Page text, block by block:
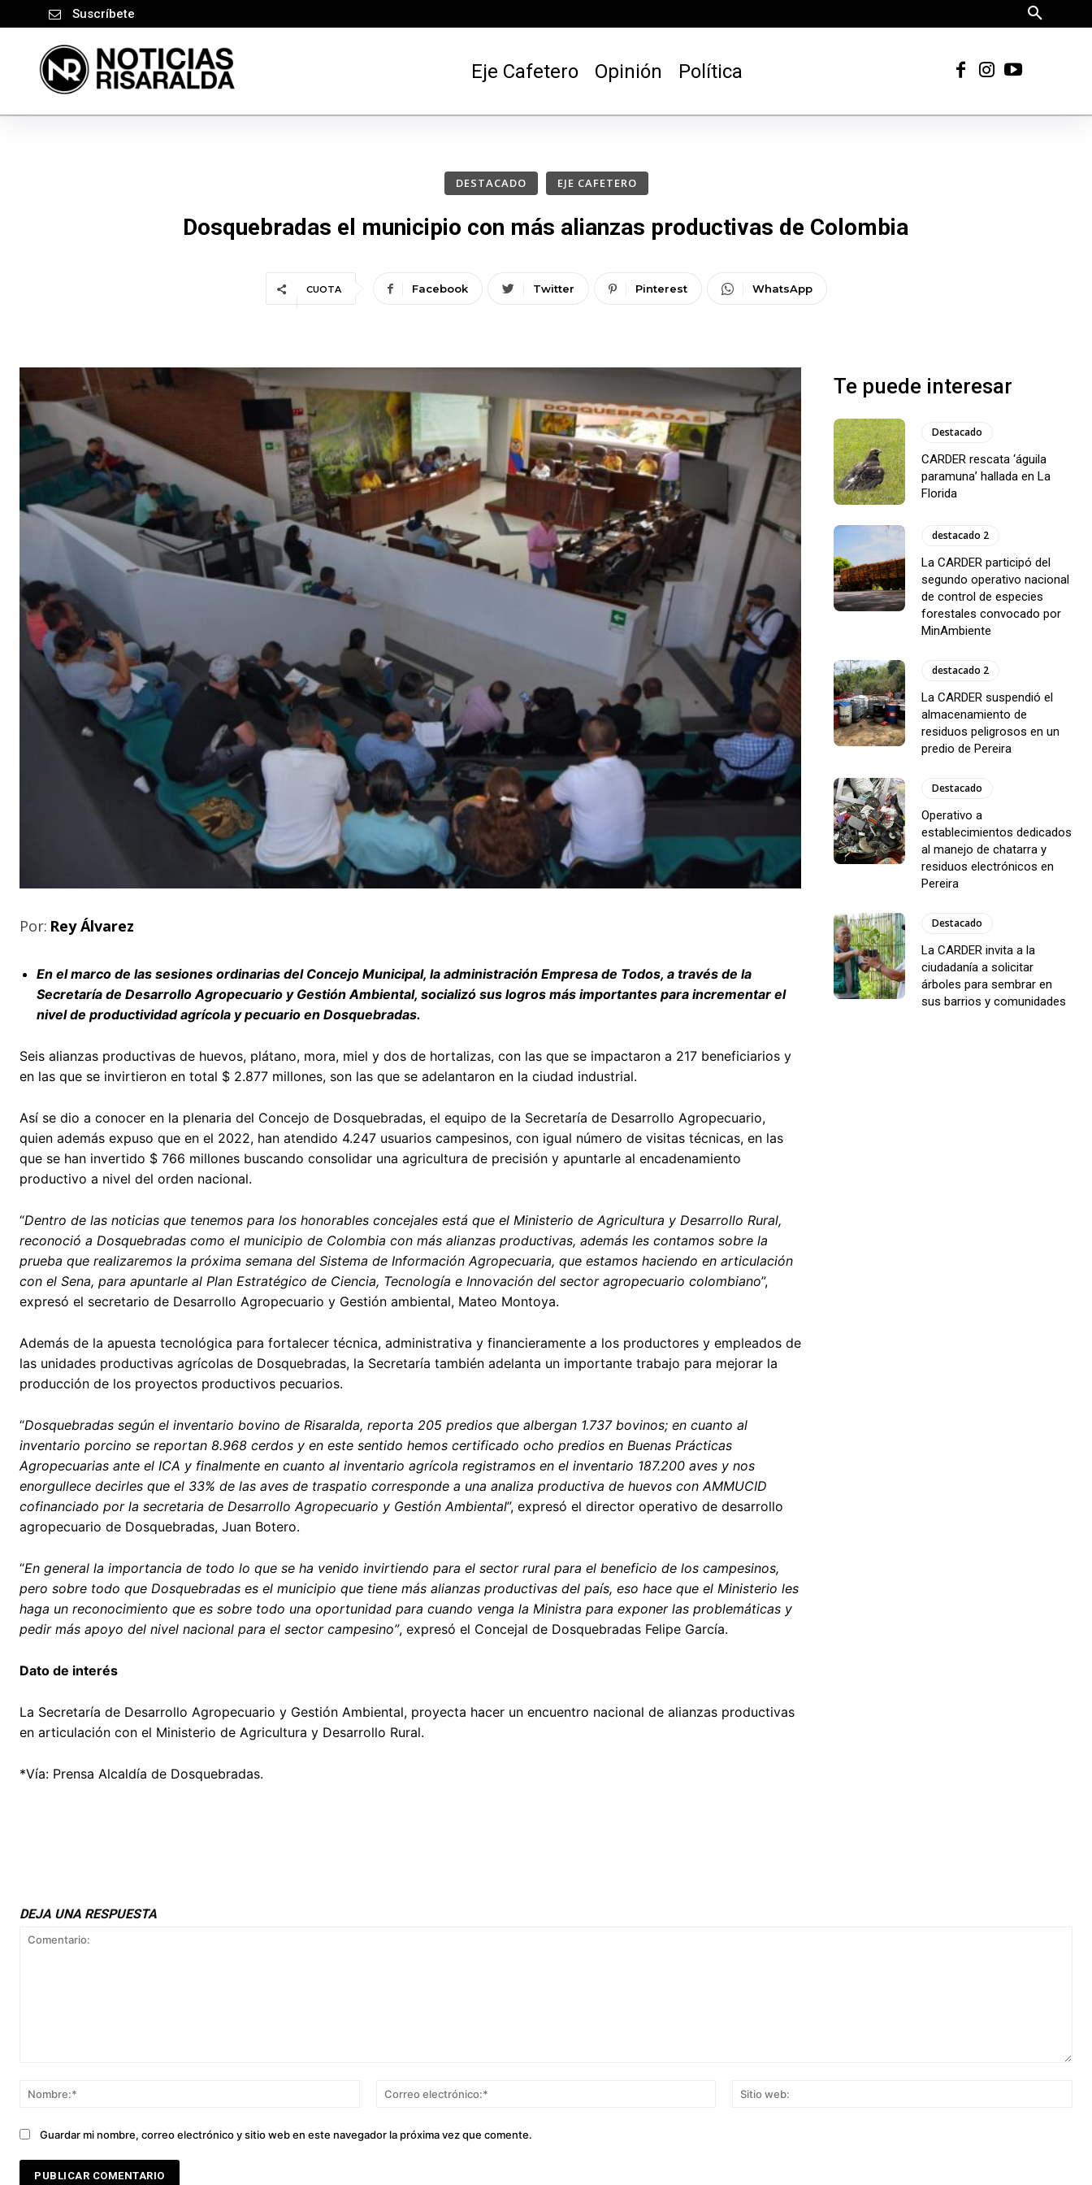
Suscríbete
Eje Cafetero Opinión Política
DESTACADO EJE CAFETERO
Dosquebradas el municipio con más alianzas productivas de Colombia
CUOTA Facebook Twitter Pinterest WhatsApp
Por: Rey Álvarez
En el marco de las sesiones ordinarias del Concejo Municipal, la administración Empresa de Todos, a través de la
Secretaría de Desarrollo Agropecuario y Gestión Ambiental, socializó sus logros más importantes para incrementar el
nivel de productividad agrícola y pecuario en Dosquebradas.
Seis alianzas productivas de huevos, plátano, mora, miel y dos de hortalizas, con las que se impactaron a 217 beneficiarios y
en las que se invirtieron en total $ 2.877 millones, son las que se adelantaron en la ciudad industrial.
Así se dio a conocer en la plenaria del Concejo de Dosquebradas, el equipo de la Secretaría de Desarrollo Agropecuario,
quien además expuso que en el 2022, han atendido 4.247 usuarios campesinos, con igual número de visitas técnicas, en las
que se han invertido $ 766 millones buscando consolidar una agricultura de precisión y apuntarle al encadenamiento
productivo a nivel del orden nacional.
“Dentro de las noticias que tenemos para los honorables concejales está que el Ministerio de Agricultura y Desarrollo Rural,
reconoció a Dosquebradas como el municipio de Colombia con más alianzas productivas, además les contamos sobre la
prueba que realizaremos la próxima semana del Sistema de Información Agropecuaria, que estamos haciendo en articulación
con el Sena, para apuntarle al Plan Estratégico de Ciencia, Tecnología e Innovación del sector agropecuario colombiano”,
expresó el secretario de Desarrollo Agropecuario y Gestión ambiental, Mateo Montoya.
Además de la apuesta tecnológica para fortalecer técnica, administrativa y financieramente a los productores y empleados de
las unidades productivas agrícolas de Dosquebradas, la Secretaría también adelanta un importante trabajo para mejorar la
producción de los proyectos productivos pecuarios.
“Dosquebradas según el inventario bovino de Risaralda, reporta 205 predios que albergan 1.737 bovinos; en cuanto al
inventario porcino se reportan 8.968 cerdos y en este sentido hemos certificado ocho predios en Buenas Prácticas
Agropecuarias ante el ICA y finalmente en cuanto al inventario agrícola registramos en el inventario 187.200 aves y nos
enorgullece decirles que el 33% de las aves de traspatio corresponde a una analiza productiva de huevos con AMMUCID
cofinanciado por la secretaria de Desarrollo Agropecuario y Gestión Ambiental”, expresó el director operativo de desarrollo
agropecuario de Dosquebradas, Juan Botero.
“En general la importancia de todo lo que se ha venido invirtiendo para el sector rural para el beneficio de los campesinos,
pero sobre todo que Dosquebradas es el municipio que tiene más alianzas productivas del país, eso hace que el Ministerio les
haga un reconocimiento que es sobre todo una oportunidad para cuando venga la Ministra para exponer las problemáticas y
pedir más apoyo del nivel nacional para el sector campesino”, expresó el Concejal de Dosquebradas Felipe García.
Dato de interés
La Secretaría de Desarrollo Agropecuario y Gestión Ambiental, proyecta hacer un encuentro nacional de alianzas productivas
en articulación con el Ministerio de Agricultura y Desarrollo Rural.
*Vía: Prensa Alcaldía de Dosquebradas.
Te puede interesar
Destacado
CARDER rescata ‘águila
paramuna’ hallada en La
Florida
destacado 2
La CARDER participó del
segundo operativo nacional
de control de especies
forestales convocado por
MinAmbiente
destacado 2
La CARDER suspendió el
almacenamiento de
residuos peligrosos en un
predio de Pereira
Destacado
Operativo a
establecimientos dedicados
al manejo de chatarra y
residuos electrónicos en
Pereira
Destacado
La CARDER invita a la
ciudadanía a solicitar
árboles para sembrar en
sus barrios y comunidades
DEJA UNA RESPUESTA
Nombre:*
Correo
Guardar mi nombre, correo electrónico y sitio web en este navegador la próxima vez que comente.